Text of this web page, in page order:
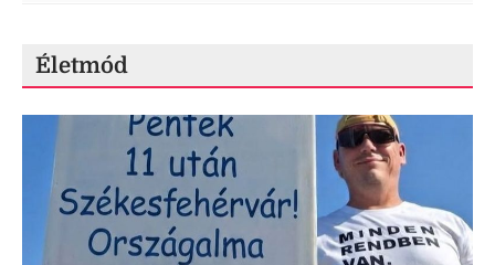
Életmód